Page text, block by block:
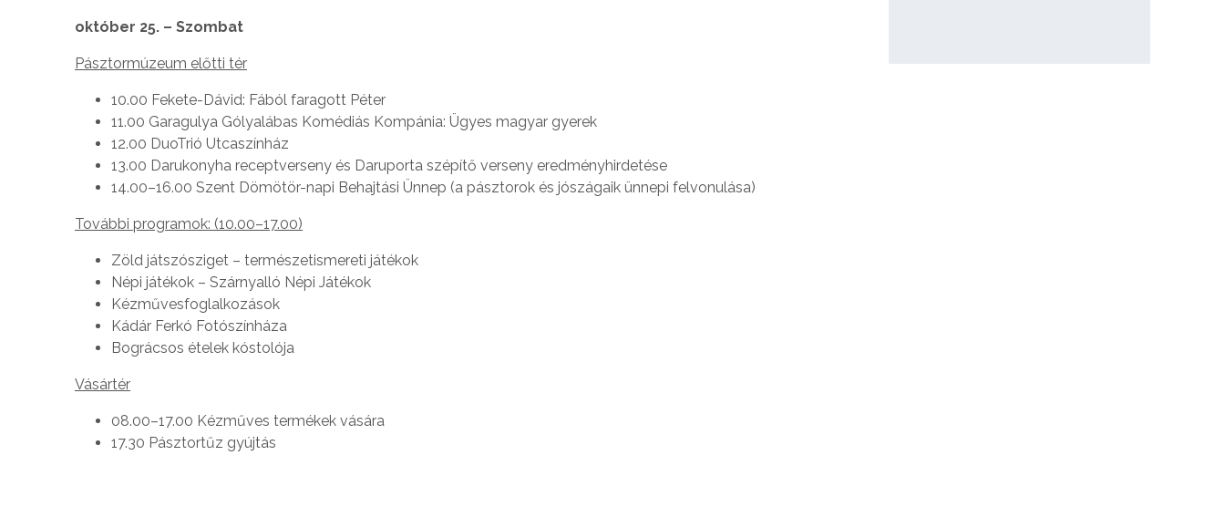
október 25. – Szombat
Pásztormúzeum előtti tér
10.00 Fekete-Dávid: Fából faragott Péter
11.00 Garagulya Gólyalábas Komédiás Kompánia: Ügyes magyar gyerek
12.00 DuoTrió Utcaszínház
13.00 Darukonyha receptverseny és Daruporta szépítő verseny eredményhirdetése
14.00–16.00 Szent Dömötör-napi Behajtási Ünnep (a pásztorok és jószágaik ünnepi felvonulása)
További programok: (10.00–17.00)
Zöld játszósziget – természetismereti játékok
Népi játékok – Szárnyalló Népi Játékok
Kézművesfoglalkozások
Kádár Ferkó Fotószínháza
Bográcsos ételek kóstolója
Vásártér
08.00–17.00 Kézműves termékek vására
17.30 Pásztortűz gyújtás